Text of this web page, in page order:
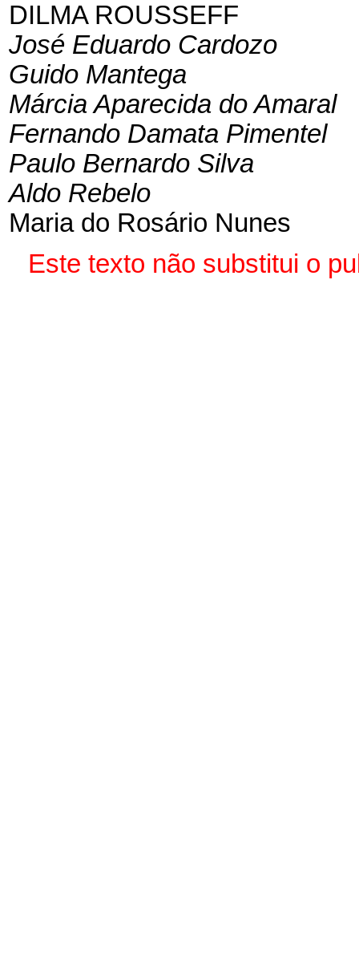
DILMA ROUSSEFF
José Eduardo Cardozo
Guido Mantega
Márcia Aparecida do Amaral
Fernando Damata Pimentel
Paulo Bernardo Silva
Aldo Rebelo
Maria do Rosário Nunes
Este texto não substitui o